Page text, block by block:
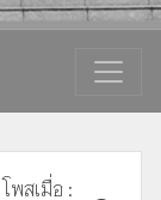
โพสเมื่อ :